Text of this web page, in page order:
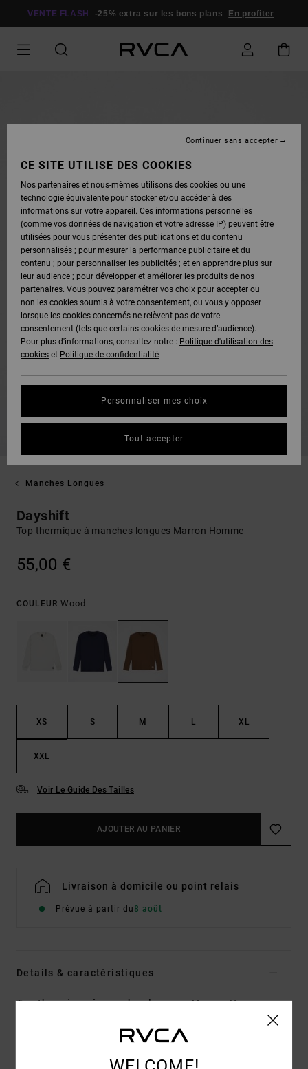
VENTE FLASH -25% extra sur les bons plans En profiter
Manches Longues
Dayshift
Top thermique à manches longues Marron Homme
55,00 €
COULEUR Wood
XS S M L XL
XXL
Voir Le Guide Des Tailles
AJOUTER AU PANIER
Livraison à domicile ou point relais
Prévue à partir du8 août
Details & caractéristiques
Top thermique à manches longues Marron Homme
Code couleur
CE SITE UTILISE DES COOKIES
Nos partenaires et nous-mêmes utilisons des cookies ou une
technologie équivalente pour stocker et/ou accéder à des
informations sur votre appareil. Ces informations personnelles
(comme vos données de navigation et votre adresse IP) peuvent être
utilisées pour vous présenter des publications et du contenu
personnalisés ; pour mesurer la performance publicitaire et du
contenu ; pour personnaliser les publicités ; et en apprendre plus sur
leur audience ; pour développer et améliorer les produits de nos
partenaires. Vous pouvez paramétrer vos choix pour accepter ou
non les cookies soumis à votre consentement, ou vous y opposer
lorsque les cookies concernés ne relèvent pas de votre
consentement (tels que certains cookies de mesure d’audience).
Pour plus d'informations, consultez notre : Politique d'utilisation des
cookies et Politique de confidentialité
Personnaliser mes choix
Continuer sans accepter
Tout accepter